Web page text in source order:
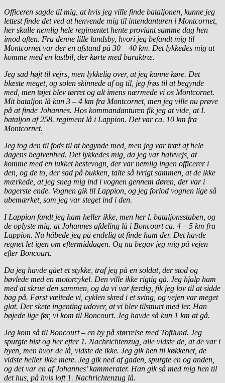
Officeren sagde til mig, at hvis jeg ville finde bataljonen, kunne jeg
lettest finde det ved at henvende mig til intendanturen i Montcornet,
her skulle nemlig hele regimentet hente proviant samme dag hen
imod aften. Fra denne lille landsby, hvori jeg befandt mig til
Montcornet var der en afstand på 30 – 40 km. Det lykkedes mig at
komme med en lastbil, der kørte med baraktræ.
Jeg sad højt til vejrs, men lykkelig over, at jeg kunne køre. Det
blæste meget, og solen skinnede af og til, jeg frøs til at begynde
med, men tøjet blev tørret og alt imens nærmede vi os Montcornet.
Mit bataljon lå kun 3 – 4 km fra Montcornet, men jeg ville nu prøve
på at finde Johannes. Hos kommandanturen fik jeg at vide, at I.
bataljon af 258. regiment lå i Lappion. Det var ca. 10 km fra
Montcornet.
Jeg tog den til fods til at begynde med, men jeg var træt af hele
dagens begivenhed. Det lykkedes mig, da jeg var halvvejs, at
komme med en lukket hestevogn, der var nemlig ingen officerer i
den, og de to, der sad på bukken, talte så ivrigt sammen, at de ikke
mærkede, at jeg sneg mig ind i vognen gennem døren, der var i
bagerste ende. Vognen gik til Lappion, og jeg forlod vognen lige så
ubemærket, som jeg var steget ind i den.
I Lappion fandt jeg ham heller ikke, men her l. bataljonsstaben, og
de oplyste mig, at Johannes afdeling lå i Boncourt ca. 4 – 5 km fra
Lappion. Nu håbede jeg på endelig at finde ham der. Det havde
regnet let igen om eftermiddagen. Og nu begav jeg mig på vejen
efter Boncourt.
Da jeg havde gået et stykke, traf jeg på en soldat, der stod og
bøvlede med en motorcykel. Den ville ikke rigtig gå. Jeg hjalp ham
med at skrue den sammen, og da vi var færdig, fik jeg lov til at sidde
bag på. Først væltede vi, cyklen skred i et sving, og vejen var meget
glat. Der skete ingenting udover, at vi blev tilsmurt med ler. Han
bøjede lige før, vi kom til Boncourt. Jeg havde så kun 1 km at gå.
Jeg kom så til Boncourt – en by på størrelse med Toftlund. Jeg
spurgte hist og her efter 1. Nachrichtenzug, alle vidste de, at de var i
byen, men hvor de lå, vidste de ikke. Jeg gik hen til køkkenet, de
vidste heller ikke mere. Jeg gik ned af gaden, spurgte en og anden,
og det var en af Johannes’ kammerater. Han gik så med mig hen til
det hus, på hvis loft 1. Nachrichtenzug lå.